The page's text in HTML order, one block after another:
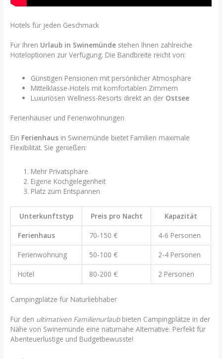
Hotels für jeden Geschmack
Für Ihren Urlaub in Swinemünde stehen Ihnen zahlreiche
Hoteloptionen zur Verfügung. Die Bandbreite reicht von:
Günstigen Pensionen mit persönlicher Atmosphäre
Mittelklasse-Hotels mit komfortablen Zimmern
Luxuriösen Wellness-Resorts direkt an der Ostsee
Ferienhäuser und Ferienwohnungen
Ein Ferienhaus in Swinemünde bietet Familien maximale
Flexibilität. Sie genießen:
Mehr Privatsphäre
Eigene Kochgelegenheit
Platz zum Entspannen
Unterkunftstyp Preis pro Nacht Kapazität
Ferienhaus 70-150 € 4-6 Personen
Ferienwohnung 50-100 € 2-4 Personen
Hotel 80-200 € 2 Personen
Campingplätze für Naturliebhaber
Für den ultimativen Familienurlaubbieten Campingplätze in der
Nähe von Swinemünde eine naturnahe Alternative. Perfekt für
Abenteuerlustige und Budgetbewusste!